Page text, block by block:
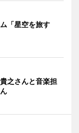
「星空を旅す
之さんと音楽担